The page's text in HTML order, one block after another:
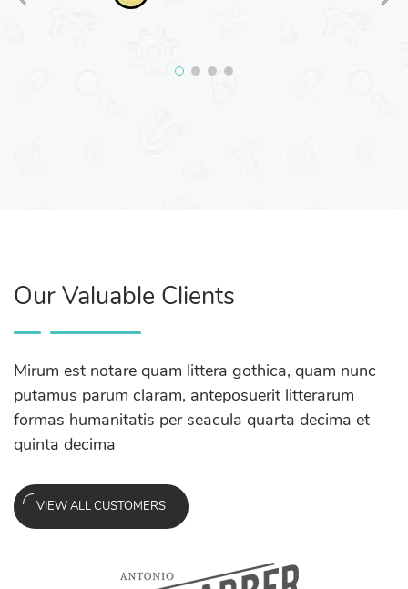
Our Valuable Clients
Mirum est notare quam littera gothica, quam nunc
putamus parum claram, anteposuerit litterarum
formas humanitatis per seacula quarta decima et
quinta decima
VIEW ALL CUSTOMERS